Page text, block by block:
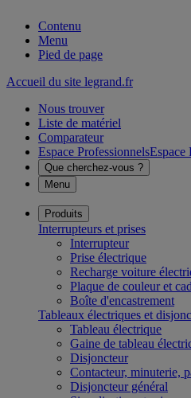
Contenu
Menu
Pied de page
Accueil du site legrand.fr
Nous trouver
Liste de matériel
Comparateur
Espace ProfessionnelsEspace
Que cherchez-vous ?
Menu
Produits
Interrupteurs et prises
Interrupteur
Prise électrique
Recharge voiture
Plaque de couleur et
Boîte d'encastrement
Tableaux électriques et
Tableau électrique
Gaine de tableau
Disjoncteur
Contacteur, minuterie,
Disjoncteur général